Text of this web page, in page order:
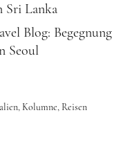
Sri Lanka
Blog: Begegnung
Seoul
Kolumne Reisen